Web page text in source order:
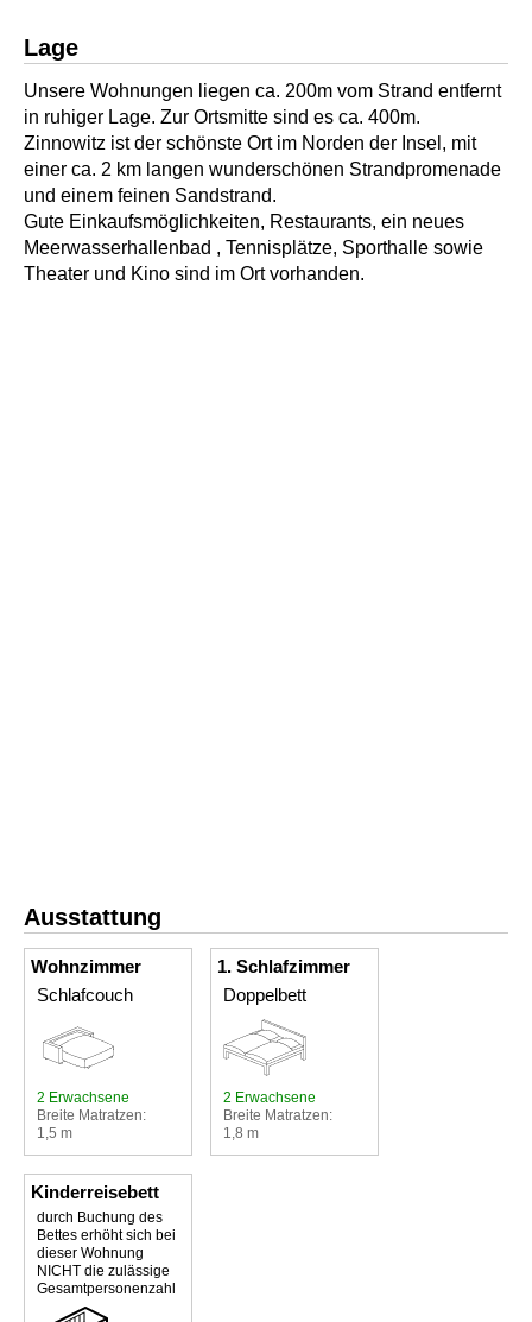
Lage
Unsere Wohnungen liegen ca. 200m vom Strand entfernt
in ruhiger Lage. Zur Ortsmitte sind es ca. 400m.
Zinnowitz ist der schönste Ort im Norden der Insel, mit
einer ca. 2 km langen wunderschönen Strandpromenade
und einem feinen Sandstrand.
Gute Einkaufsmöglichkeiten, Restaurants, ein neues
Meerwasserhallenbad , Tennisplätze, Sporthalle sowie
Theater und Kino sind im Ort vorhanden.
Ausstattung
Wohnzimmer
Schlafcouch
2 Erwachsene
Breite Matratzen:
1,5 m
1. Schlafzimmer
Doppelbett
2 Erwachsene
Breite Matratzen:
1,8 m
Kinderreisebett
durch Buchung des
Bettes erhöht sich bei
dieser Wohnung
NICHT die zulässige
Gesamtpersonenzahl